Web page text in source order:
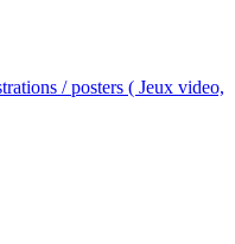
/ posters ( Jeux video,